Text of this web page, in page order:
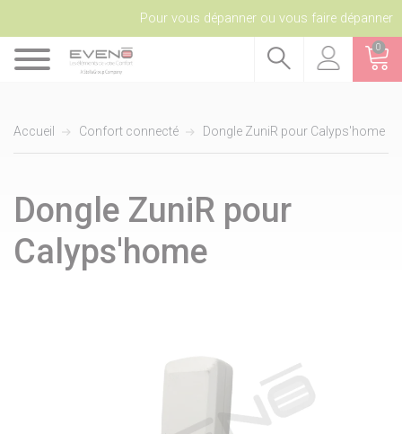
Pour vous dépanner ou vous faire dépanner
0
Accueil Confort connecté Dongle ZuniR pour Calyps'home
Dongle ZuniR pour
Calyps'home